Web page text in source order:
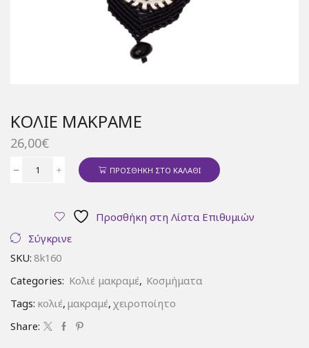
ΚΟΛΙΈ ΜΑΚΡΑΜΈ
26,00€
Κολιέ
ΠΡΟΣΘΉΚΗ ΣΤΟ ΚΑΛΆΘΙ
Προσθήκη στη Λίστα Επιθυμιών
Σύγκρινε
SKU: 8k160
Categories: Κολιέ μακραμέ, Κοσμήματα
Tags: κολιέ, μακραμέ, χειροποίητο
Share: